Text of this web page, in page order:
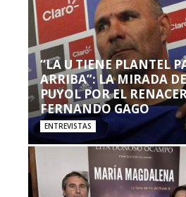
“LA U TIENE PLANTEL
ARRIBA”: LA MIRADA
PUYOL POR EL
FERNANDO GAGO
ENTREVISTAS